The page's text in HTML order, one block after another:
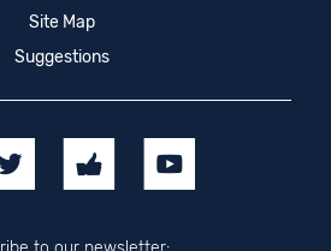
Site Map
Suggestions